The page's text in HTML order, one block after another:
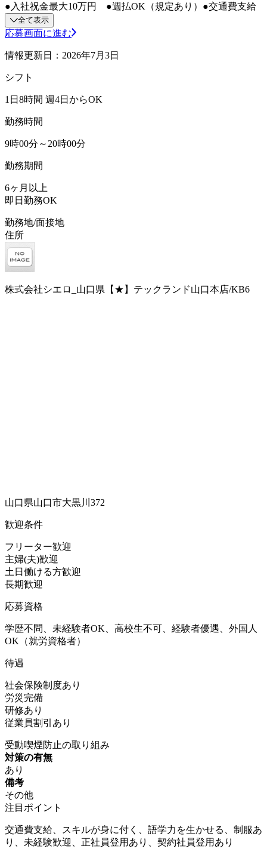
●入社祝金最大10万円 ●週払OK（規定あり）●交通費支給
全て表示
応募画面に進む
情報更新日：2026年7月3日
シフト
1日8時間 週4日からOK
勤務時間
9時00分～20時00分
勤務期間
6ヶ月以上
即日勤務OK
勤務地/面接地
住所
株式会社シエロ_山口県【★】テックランド山口本店/KB6
山口県山口市大黒川372
歓迎条件
フリーター歓迎
主婦(夫)歓迎
土日働ける方歓迎
長期歓迎
応募資格
学歴不問、未経験者OK、高校生不可、経験者優遇、外国人
OK（就労資格者）
待遇
社会保険制度あり
労災完備
研修あり
従業員割引あり
受動喫煙防止の取り組み
対策の有無
あり
備考
その他
注目ポイント
交通費支給、スキルが身に付く、語学力を生かせる、制服あ
り、未経験歓迎、正社員登用あり、契約社員登用あり